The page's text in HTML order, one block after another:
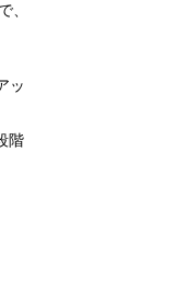
、
ッ
階